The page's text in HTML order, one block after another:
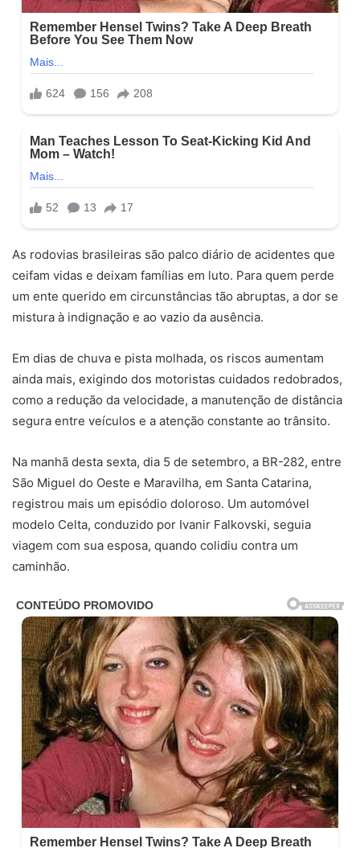
As rodovias brasileiras são palco diário de acidentes que
ceifam vidas e deixam famílias em luto. Para quem perde
um ente querido em circunstâncias tão abruptas, a dor se
mistura à indignação e ao vazio da ausência.
Em dias de chuva e pista molhada, os riscos aumentam
ainda mais, exigindo dos motoristas cuidados redobrados,
como a redução da velocidade, a manutenção de distância
segura entre veículos e a atenção constante ao trânsito.
Na manhã desta sexta, dia 5 de setembro, a BR-282, entre
São Miguel do Oeste e Maravilha, em Santa Catarina,
registrou mais um episódio doloroso. Um automóvel
modelo Celta, conduzido por Ivanir Falkovski, seguia
viagem com sua esposa, quando colidiu contra um
caminhão.